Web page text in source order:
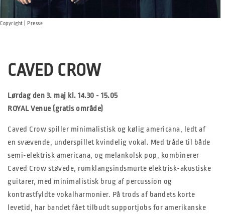
Copyright | Presse
CAVED CROW
Lørdag den 3. maj kl. 14.30 - 15.05
ROYAL Venue (gratis område)
Caved Crow spiller minimalistisk og kølig americana, ledt af
en svævende, underspillet kvindelig vokal. Med tråde til både
semi-elektrisk americana, og melankolsk pop, kombinerer
Caved Crow støvede, rumklangsindsmurte elektrisk-akustiske
guitarer, med minimalistisk brug af percussion og
kontrastfyldte vokalharmonier. På trods af bandets korte
levetid, har bandet fået tilbudt supportjobs for amerikanske